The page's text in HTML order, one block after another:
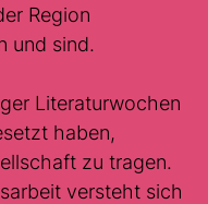
Region
und sind.
Literaturwochen
haben,
zu tragen.
versteht sich